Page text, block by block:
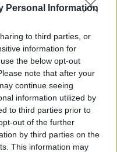
Personal Information
to third parties, or
information for
the below opt-out
note that after your
continue seeing
information utilized by
to third parties prior to
out of the further
by third parties on the
This information may